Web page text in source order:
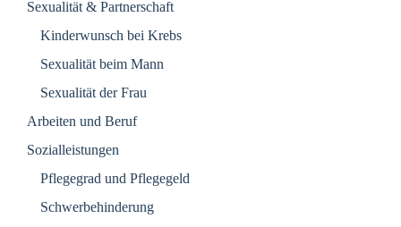
Sexualität & Partnerschaft
Kinderwunsch bei Krebs
Sexualität beim Mann
Sexualität der Frau
Arbeiten und Beruf
Sozialleistungen
Pflegegrad und Pflegegeld
Schwerbehinderung